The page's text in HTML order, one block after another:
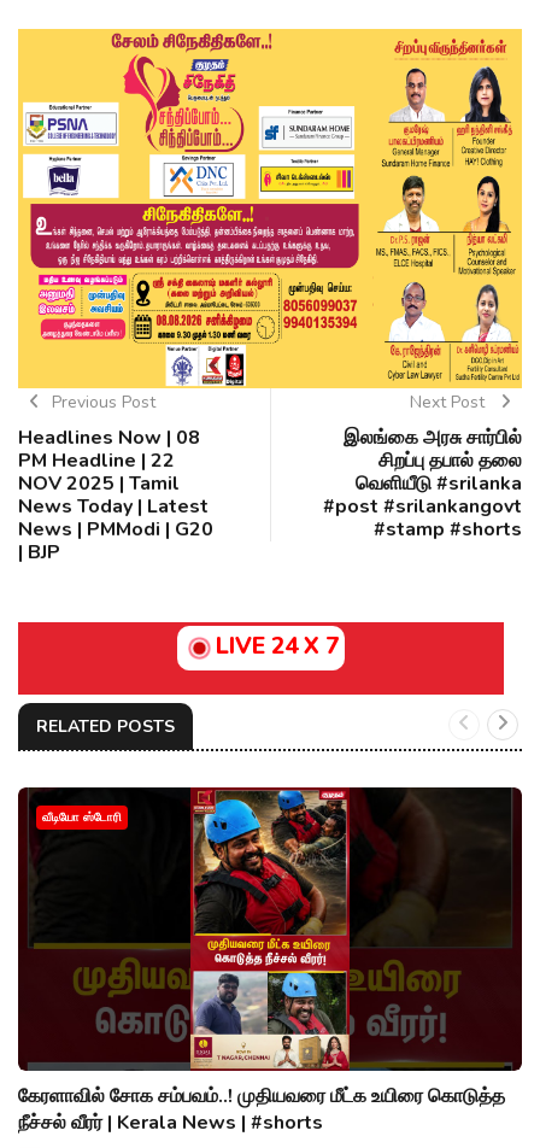
Previous Post
Headlines Now | 08
PM Headline | 22
NOV 2025 | Tamil
News Today | Latest
News | PMModi | G20
| BJP
Next Post
இலங்கை அரசு சார்பில்
சிறப்பு தபால் தலை
வெளியீடு #srilanka
#post #srilankangovt
#stamp #shorts
LIVE 24 X 7
RELATED POSTS
வீடியோ ஸ்டோரி
கேரளாவில் சோக சம்பவம்..! முதியவரை மீட்க உயிரை கொடுத்த
நீச்சல் வீரர் | Kerala News | #shorts